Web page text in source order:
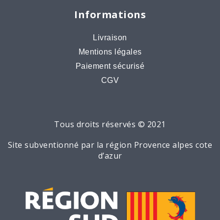
Informations
Livraison
Mentions légales
Paiement sécurisé
CGV
Tous droits réservés © 2021
Site subventionné par la région Provence alpes cote
d’azur